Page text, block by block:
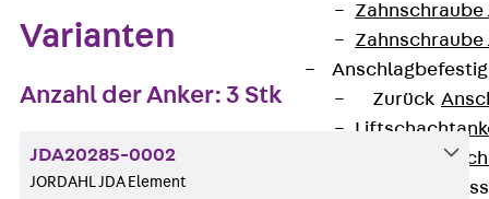
Zahnschraube
Zahnschraube
Zurück
Varianten
Anzahl der Anker: 3 Stk
JDA20285-0002
JORDAHL JDA Element